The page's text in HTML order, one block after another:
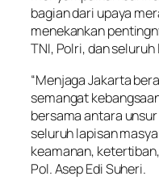
bagian dari upaya
menekankan
TNI, Polri, dan
“Menjaga Jakarta
semangat
bersama antara
seluruh lapisan
keamanan,
Pol. Asep Edi Suheri.